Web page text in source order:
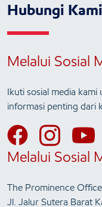
Hubungi Kami
Melalui Sosial
Ikuti sosial media
informasi penting dari
Melalui Sosial
The Prominence
Jl. Jalur Sutera Barat